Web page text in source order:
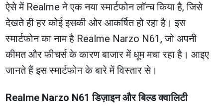
ऐसे में Realme ने एक नया स्मार्टफोन लॉन्च किया है, जिसे
देखते ही हर कोई इसकी ओर आकर्षित हो रहा है। इस
स्मार्टफोन का नाम है Realme Narzo N61, जो अपनी
कीमत और फीचर्स के कारण बाजार में धूम मचा रहा है। आइए
जानते हैं इस स्मार्टफोन के बारे में विस्तार से।
Realme Narzo N61 डिज़ाइन और बिल्ड क्वालिटी